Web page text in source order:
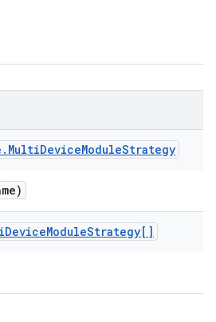
. MultiDeviceModuleStrategy
DeviceModuleStrategy[]